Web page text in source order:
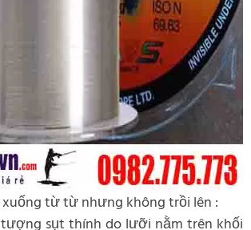
xuống từ từ nhưng không trồi lên :
sụt thính do lưỡi nằm trên khối